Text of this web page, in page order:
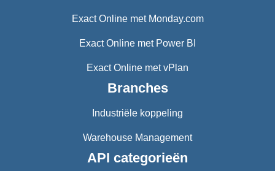
Exact Online met Monday.com
Exact Online met Power BI
Exact Online met vPlan
Branches
Industriële koppeling
Warehouse Management
API categorieën